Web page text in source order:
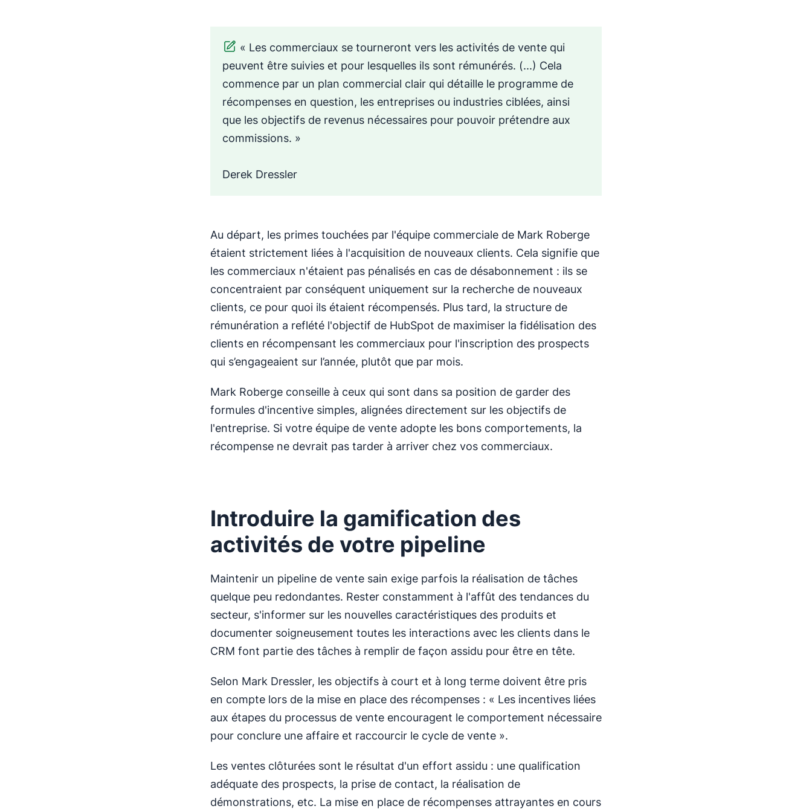
« Les commerciaux se tourneront vers les activités de vente qui
peuvent être suivies et pour lesquelles ils sont rémunérés. (...) Cela
commence par un plan commercial clair qui détaille le programme de
récompenses en question, les entreprises ou industries ciblées, ainsi
que les objectifs de revenus nécessaires pour pouvoir prétendre aux
commissions. »
Derek Dressler
Au départ, les primes touchées par l'équipe commerciale de Mark Roberge
étaient strictement liées à l'acquisition de nouveaux clients. Cela signifie que
les commerciaux n'étaient pas pénalisés en cas de désabonnement : ils se
concentraient par conséquent uniquement sur la recherche de nouveaux
clients, ce pour quoi ils étaient récompensés. Plus tard, la structure de
rémunération a reflété l'objectif de HubSpot de maximiser la fidélisation des
clients en récompensant les commerciaux pour l'inscription des prospects
qui s’engageaient sur l’année, plutôt que par mois.
Mark Roberge conseille à ceux qui sont dans sa position de garder des
formules d'incentive simples, alignées directement sur les objectifs de
l'entreprise. Si votre équipe de vente adopte les bons comportements, la
récompense ne devrait pas tarder à arriver chez vos commerciaux.
Introduire la gamification des
activités de votre pipeline
Maintenir un pipeline de vente sain exige parfois la réalisation de tâches
quelque peu redondantes. Rester constamment à l'affût des tendances du
secteur, s'informer sur les nouvelles caractéristiques des produits et
documenter soigneusement toutes les interactions avec les clients dans le
CRM font partie des tâches à remplir de façon assidu pour être en tête.
Selon Mark Dressler, les objectifs à court et à long terme doivent être pris
en compte lors de la mise en place des récompenses : « Les incentives liées
aux étapes du processus de vente encouragent le comportement nécessaire
pour conclure une affaire et raccourcir le cycle de vente ».
Les ventes clôturées sont le résultat d'un effort assidu : une qualification
adéquate des prospects, la prise de contact, la réalisation de
démonstrations, etc. La mise en place de récompenses attrayantes en cours